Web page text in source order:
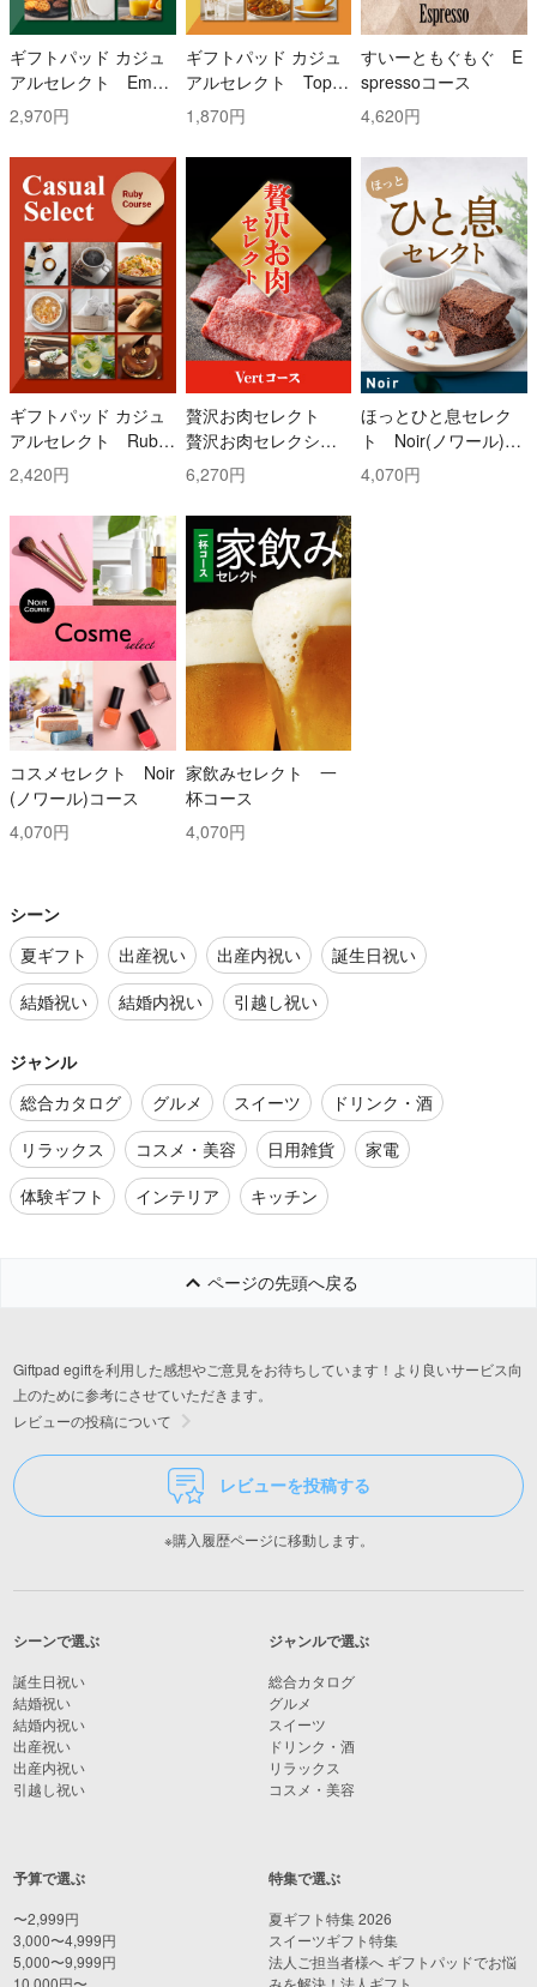
ギフトパッド カジュ
アルセレクト Emer
ald(エメラルド)コー
ス
2,970円
ギフトパッド カジュ
アルセレクト Topaz
(トパーズ)コース
1,870円
すいーともぐもぐ E
spressoコース
4,620円
ギフトパッド カジュ
アルセレクト Ruby
(ルビー)コース
2,420円
贅沢お肉セレクト
贅沢お肉セレクショ
ン 5000円コース
6,270円
ほっとひと息セレク
ト Noir(ノワール)コ
ース
4,070円
コスメセレクト Noir
(ノワール)コース
4,070円
家飲みセレクト 一
杯コース
4,070円
シーン
夏ギフト
出産祝い 出産内祝い
誕生日祝い
結婚祝い
結婚内祝い 引越し祝い
ジャンル
総合カタログ
グルメ スイーツ
ドリンク・酒
リラックス
コスメ・美容 日用雑貨
家電
体験ギフト
インテリア キッチン
ページの先頭へ戻る
Giftpad egiftを利用した感想やご意見をお待ちしています！より良いサービス向
上のために参考にさせていただきます。
レビューの投稿について
レビューを投稿する
※購入履歴ページに移動します。
シーンで選ぶ
誕生日祝い
結婚祝い
結婚内祝い
出産祝い
出産内祝い
引越し祝い
予算で選ぶ
〜2,999円
3,000〜4,999円
5,000〜9,999円
10,000円〜
ジャンルで選ぶ
総合カタログ
グルメ
スイーツ
ドリンク・酒
リラックス
コスメ・美容
特集で選ぶ
夏ギフト特集 2026
スイーツギフト特集
法人ご担当者様へ ギフトパッドでお悩
みを解決！法人ギフト